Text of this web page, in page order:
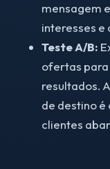
mensagem
interesses
Teste A/B:
ofertas
resultados.
de destino
clientes